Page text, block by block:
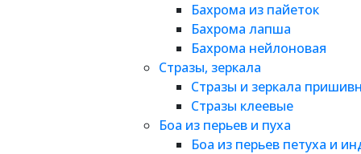
Бахрома из пайеток
Бахрома лапша
Бахрома нейлоновая
Стразы, зеркала
Стразы и зеркала
Стразы клеевые
Боа из перьев и пуха
Боа из перьев петуха и